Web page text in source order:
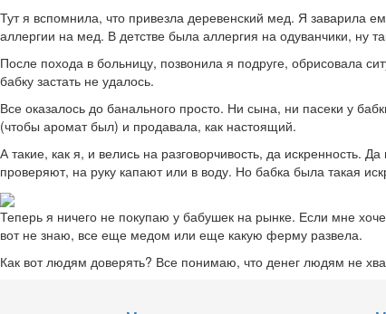
Тут я вспомнила, что привезла деревенский мед. Я заварила
аллергии на мед. В детстве была аллергия на одуванчики, ну
После похода в больницу, позвонила я подруге, обрисовала
бабку застать не удалось.
Все оказалось до банального просто. Ни сына, ни пасеки у
(чтобы аромат был) и продавала, как настоящий.
А такие, как я, и велись на разговорчивость, да
проверяют, на руку капают или в воду. Но бабка была такая
Теперь я ничего не покупаю у бабушек на рынке. Если мне
вот не знаю, все еще медом или еще какую ферму развела.
Как вот людям доверять? Все понимаю, что денег людям не